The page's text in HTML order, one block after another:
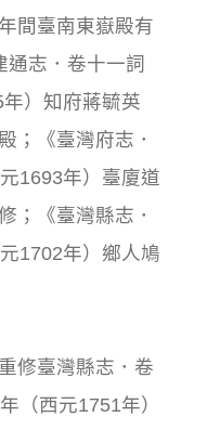
間臺南東嶽殿有
通志．卷十一詞
）知府蔣毓英
；《臺灣府志．
1693年）臺廈道
；《臺灣縣志．
1702年）鄉人鳩
修臺灣縣志．卷
（西元1751年）